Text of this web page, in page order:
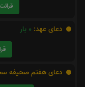
قرائت دعای آل یاسین را تقبل میکنم
دعای عهد: 0 بار
قرائت
دعای هفتم صحیفه